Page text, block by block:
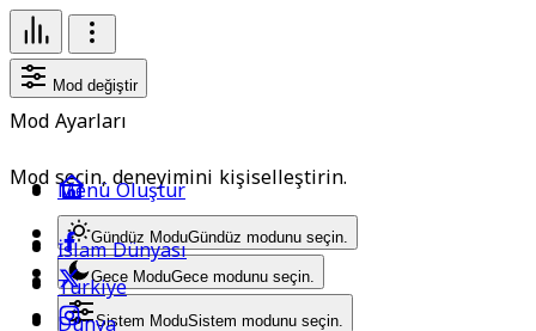
Mod değiştir
Mod Ayarları
Mod seçin, deneyimini kişiselleştirin.
Gündüz ModuGündüz modunu seçin.
Gece ModuGece modunu seçin.
Sistem ModuSistem modunu seçin.
Menü Oluştur
İslam Dünyası
Türkiye